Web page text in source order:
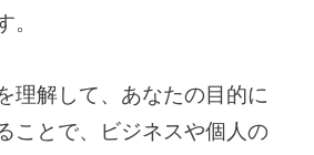
。
理解して、あなたの目的に
ことで、ビジネスや個人の